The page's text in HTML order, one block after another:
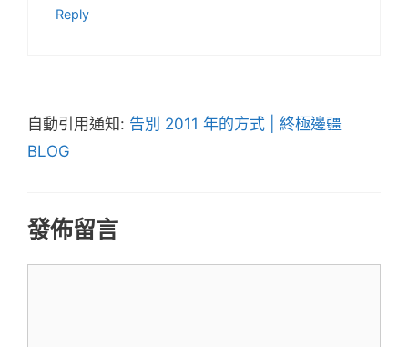
Reply
自動引用通知: 告別 2011 年的方式 | 終極邊疆
BLOG
發佈留言